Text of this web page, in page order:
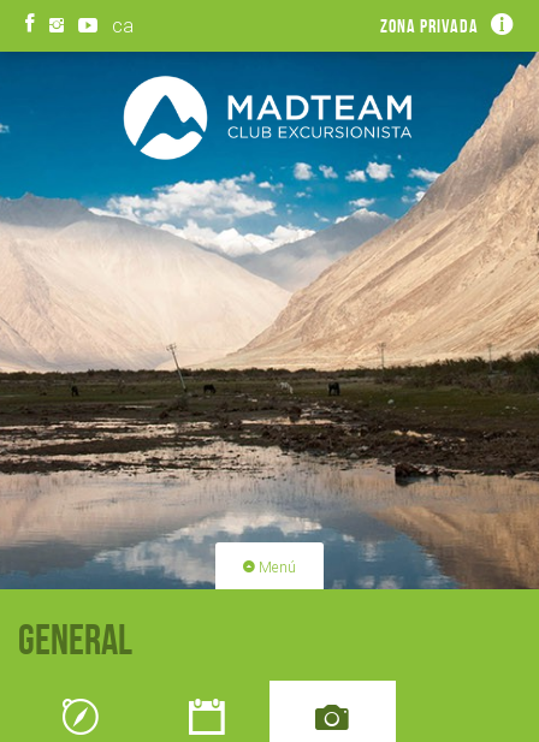
ca Zona privada
Menú
QUIEN SOMOS
General